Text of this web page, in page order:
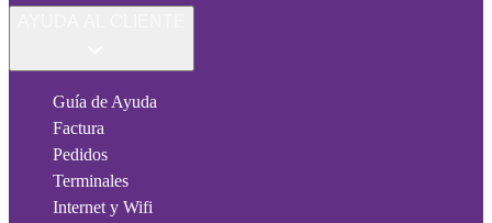
Guía de Ayuda
Factura
Pedidos
Terminales
Internet y Wifi